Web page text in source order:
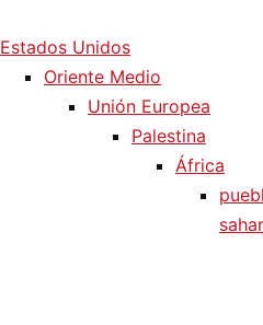
Estados Unidos
Oriente Medio
Unión Europea
Palestina
África